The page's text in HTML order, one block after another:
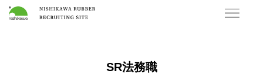
SR法務職